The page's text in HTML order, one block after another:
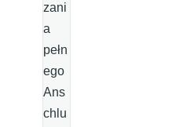
zani
a
pełn
ego
Ans
chlu